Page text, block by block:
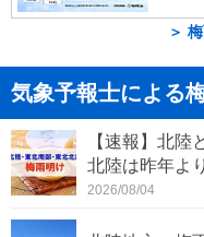
＞
気象予報士による
【速報】北
北陸は昨年よ
2026/08/04